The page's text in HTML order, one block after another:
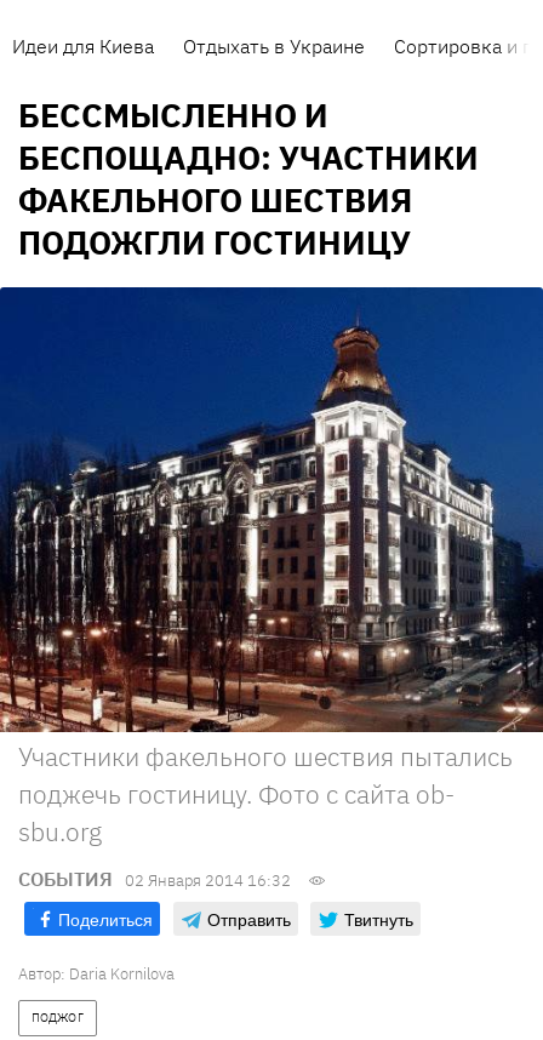
Идеи для Киева Отдыхать в Украине Сортировка и
БЕССМЫСЛЕННО И
БЕСПОЩАДНО: УЧАСТНИКИ
ФАКЕЛЬНОГО ШЕСТВИЯ
ПОДОЖГЛИ ГОСТИНИЦУ
Участники факельного шествия пытались
поджечь гостиницу. Фото с сайта ob-
sbu.org
СОБЫТИЯ 02 Января 2014 16:32
Поделиться Отправить Твитнуть
Автор: Daria Kornilova
ПОДЖОГ